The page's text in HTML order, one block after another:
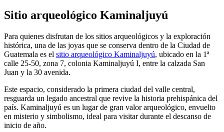
Sitio arqueológico Kaminaljuyú
Para quienes disfrutan de los sitios arqueológicos y la exploración
histórica, una de las joyas que se conserva dentro de la Ciudad de
Guatemala es el sitio arqueológico Kaminaljuyú, ubicado en la 1ª
calle 25-50, zona 7, colonia Kaminaljuyú I, entre la calzada San
Juan y la 30 avenida.
Este espacio, considerado la primera ciudad del valle central,
resguarda un legado ancestral que revive la historia prehispánica del
país. Kaminaljuyú es un lugar de gran valor arqueológico, envuelto
en misterio y simbolismo, ideal para visitar durante el descanso de
inicio de año.